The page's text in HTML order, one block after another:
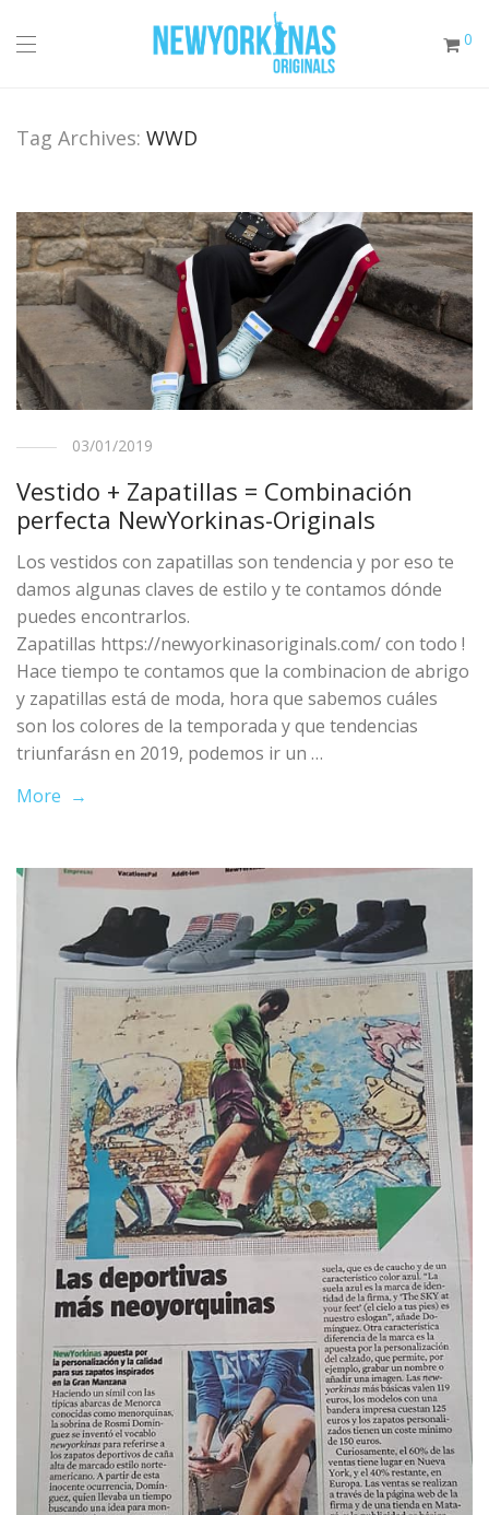
0
Tag Archives: WWD
03/01/2019
Vestido + Zapatillas = Combinación
perfecta NewYorkinas-Originals
Los vestidos con zapatillas son tendencia y por eso te
damos algunas claves de estilo y te contamos dónde
puedes encontrarlos.
Zapatillas https://newyorkinasoriginals.com/ con todo !
Hace tiempo te contamos que la combinacion de abrigo
y zapatillas está de moda, hora que sabemos cuáles
son los colores de la temporada y que tendencias
triunfarásn en 2019, podemos ir un …
More →